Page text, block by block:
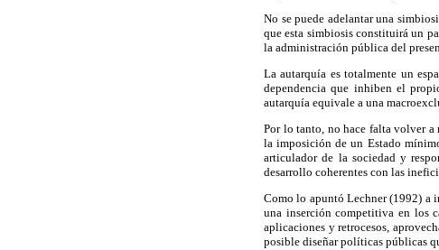
No se puede adelantar una
que esta simbiosis constituirá un
la administración pública del
La autarquía es totalmente un
dependencia que inhiben el
autarquía equivale a una
Por lo tanto, no hace falta volver a
la imposición de un Estado
articulador de la sociedad y
desarrollo coherentes con las
Como lo apuntó Lechner (1992) a
una inserción competitiva en los
aplicaciones y retrocesos,
posible diseñar políticas públicas